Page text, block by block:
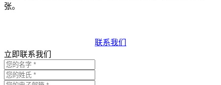
张。
联系我们
立即联系我们